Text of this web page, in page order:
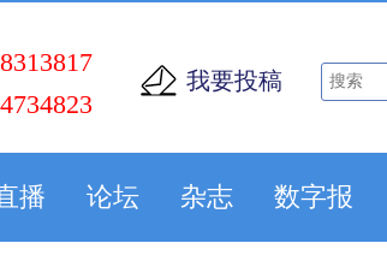
我要投稿
播 论坛 杂志 数字报